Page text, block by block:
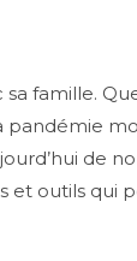
famille.
de
et outils